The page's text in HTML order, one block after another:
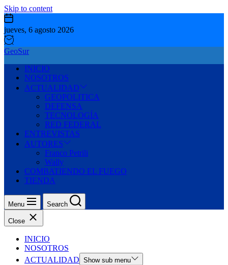
Skip to content
jueves, 6 agosto 2026
GeoSur
INICIO
NOSOTROS
ACTUALIDAD
GEOPOLITICA
DEFENSA
TECNOLOGÍA
RED FEDERAL
ENTREVISTAS
AUTORES
Franco Petrili
Wally
COMBATIENDO EL FUEGO
TIENDA
Menu Search
Close
INICIO
NOSOTROS
ACTUALIDAD Show sub menu